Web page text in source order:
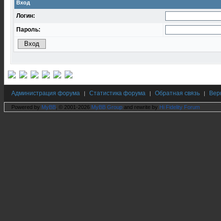
Вход
Логин:
Пароль:
Администрация форума | Статистика форума | Обратная связь |
Powered by MyBB , © 2001-2026 MyBB Group and rewrite by Hi Fidelity Forum